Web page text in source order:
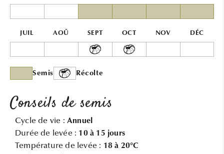
JUIL AOÛ SEPT OCT NOV DÉC
Semis Récolte
Conseils de semis
Cycle de vie : Annuel
Durée de levée : 10 à 15 jours
Température de levée : 18 à 20°C